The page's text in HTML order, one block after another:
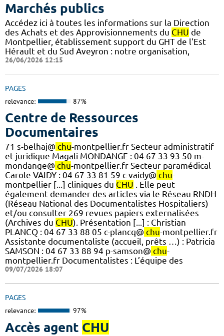
Marchés publics
Accédez ici à toutes les informations sur la Direction
des Achats et des Approvisionnements du CHU de
Montpellier, établissement support du GHT de l'Est
Hérault et du Sud Aveyron : notre organisation,
26/06/2026 12:15
PAGES
relevance: 87%
Centre de Ressources
Documentaires
71 s-belhaj@ chu-montpellier.fr Secteur administratif
et juridique Magali MONDANGE : 04 67 33 93 50 m-
mondange@ chu-montpellier.fr Secteur paramédical
Carole VAIDY : 04 67 33 81 59 c-vaidy@ chu-
montpellier [...] cliniques du CHU . Elle peut
également demander des articles via le Réseau RNDH
(Réseau National des Documentalistes Hospitaliers)
et/ou consulter 269 revues papiers externalisées
(Archives du CHU). Présentation [...] : Christian
PLANCQ : 04 67 33 88 05 c-plancq@ chu-montpellier.fr
Assistante documentaliste (accueil, prêts …) : Patricia
SAMSON : 04 67 33 88 94 p-samson@ chu-
montpellier.fr Documentalistes : L’équipe des
09/07/2026 18:07
PAGES
relevance: 97%
Accès agent CHU